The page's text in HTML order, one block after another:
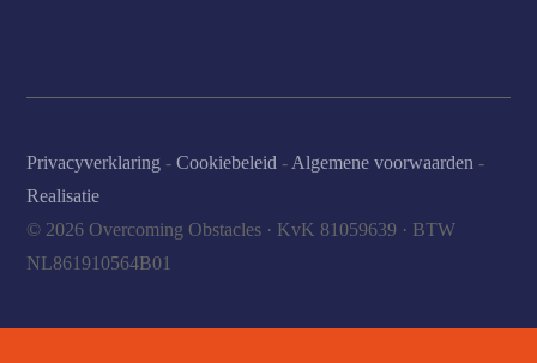
© 2026 Overcoming Obstacles · KvK 81059639 · BTW
NL861910564B01
Privacyverklaring -Cookiebeleid - Algemene voorwaarden -
Realisatie